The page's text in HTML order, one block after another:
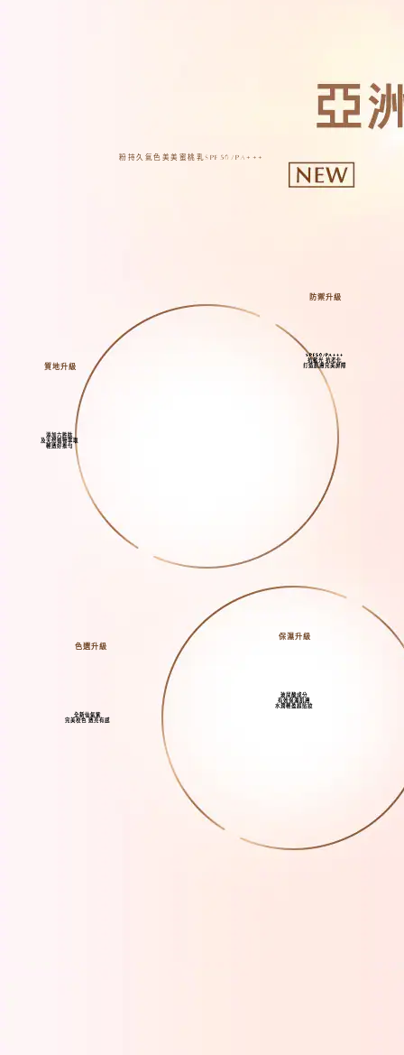
粉持久氣色美美蜜桃乳SPF50/PA+++
質地升級
添加六胜肽
及天然植物萃取
輕透好推勻
防禦升級
SPF50/PA+++
抗藍光 抗老化
打造肌膚完美屏障
色選升級
全新仙氣紫
完美校色 透亮有感
保濕升級
玻尿酸成分
有效保濕肌膚
水潤輕盈超貼妝